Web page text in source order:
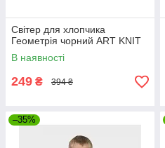
Свiтер для хлопчика
Геометрiя чорний ART KNIT
В наявності
249 ₴ 394 ₴
–35%